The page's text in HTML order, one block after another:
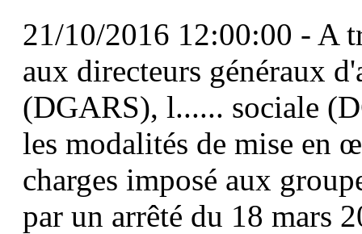
21/10/2016 12:00:00 - A
aux directeurs généraux
(DGARS), l...... sociale
les modalités de mise en
charges imposé aux
par un arrêté du 18 mars